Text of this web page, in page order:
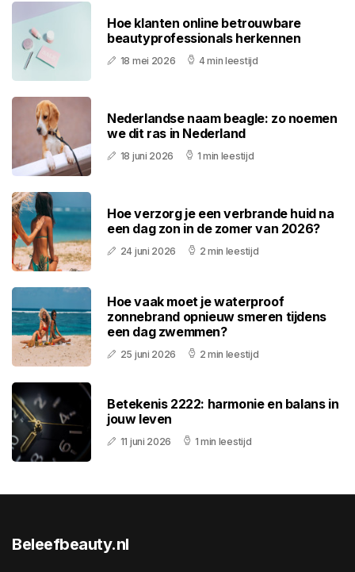
Hoe klanten online betrouwbare
beautyprofessionals herkennen
18 mei 2026 4 min leestijd
Nederlandse naam beagle: zo noemen
we dit ras in Nederland
18 juni 2026 1 min leestijd
Hoe verzorg je een verbrande huid na
een dag zon in de zomer van 2026?
24 juni 2026 2 min leestijd
Hoe vaak moet je waterproof
zonnebrand opnieuw smeren tijdens
een dag zwemmen?
25 juni 2026 2 min leestijd
Betekenis 2222: harmonie en balans in
jouw leven
11 juni 2026 1 min leestijd
Beleefbeauty.nl